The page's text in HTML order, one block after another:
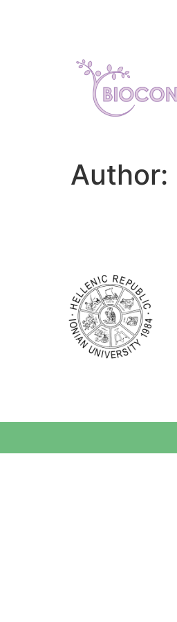
Author: